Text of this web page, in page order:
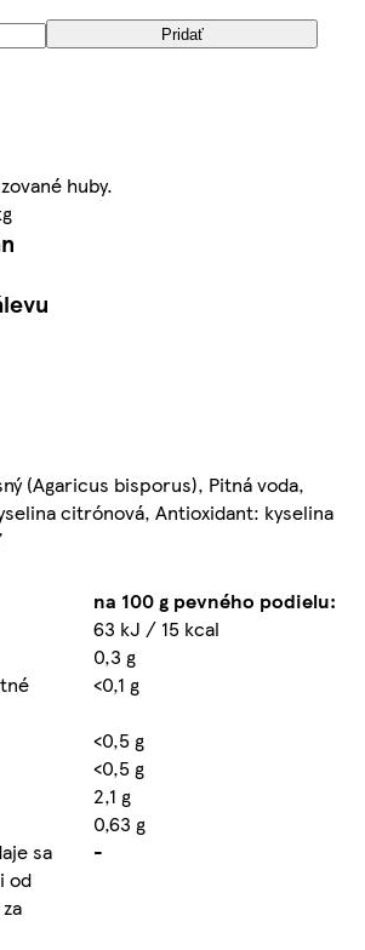
Pridať
huby.
(Agaricus bisporus), Pitná voda,
citrónová, Antioxidant: kyselina
na 100 g pevného podielu:
63 kJ / 15 kcal
0,3 g
<0,1 g
<0,5 g
<0,5 g
2,1 g
0,63 g
sa
od
-